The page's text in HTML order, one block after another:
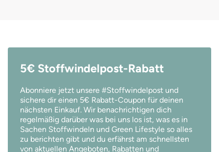
5€ Stoffwindelpost-Rabatt
Abonniere jetzt unsere #Stoffwindelpost und
sichere dir einen 5€ Rabatt-Coupon für deinen
nächsten Einkauf. Wir benachrichtigen dich
regelmäßig darüber was bei uns los ist, was es in
Sachen Stoffwindeln und Green Lifestyle so alles
zu berichten gibt und du erfährst am schnellsten
von aktuellen Angeboten, Rabatten und